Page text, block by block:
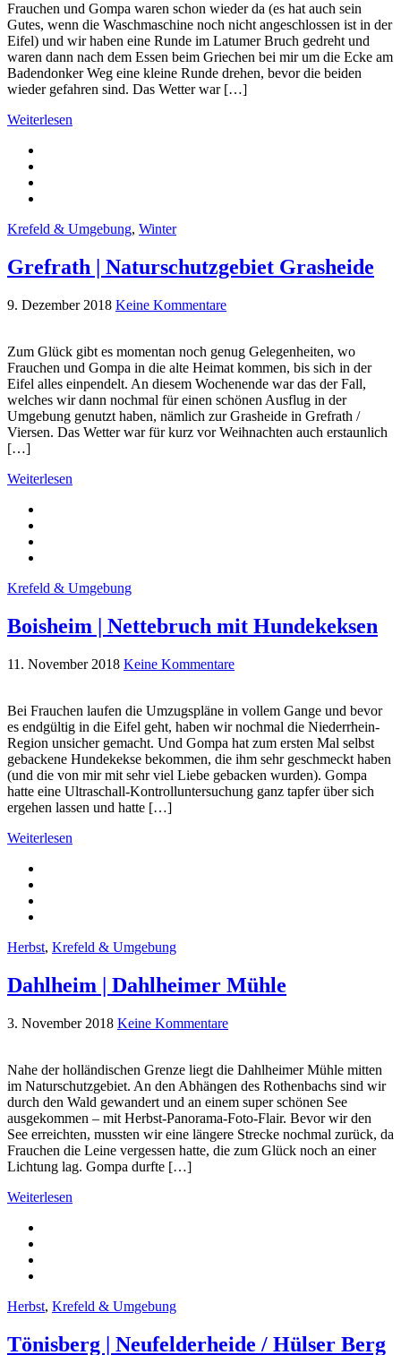
Frauchen und Gompa waren schon wieder da (es hat auch sein
Gutes, wenn die Waschmaschine noch nicht angeschlossen ist in der
Eifel) und wir haben eine Runde im Latumer Bruch gedreht und
waren dann nach dem Essen beim Griechen bei mir um die Ecke am
Badendonker Weg eine kleine Runde drehen, bevor die beiden
wieder gefahren sind. Das Wetter war […]
Weiterlesen
Krefeld & Umgebung, Winter
Grefrath | Naturschutzgebiet Grasheide
9. Dezember 2018 Keine Kommentare
Zum Glück gibt es momentan noch genug Gelegenheiten, wo
Frauchen und Gompa in die alte Heimat kommen, bis sich in der
Eifel alles einpendelt. An diesem Wochenende war das der Fall,
welches wir dann nochmal für einen schönen Ausflug in der
Umgebung genutzt haben, nämlich zur Grasheide in Grefrath /
Viersen. Das Wetter war für kurz vor Weihnachten auch erstaunlich
[…]
Weiterlesen
Krefeld & Umgebung
Boisheim | Nettebruch mit Hundekeksen
11. November 2018 Keine Kommentare
Bei Frauchen laufen die Umzugspläne in vollem Gange und bevor
es endgültig in die Eifel geht, haben wir nochmal die Niederrhein-
Region unsicher gemacht. Und Gompa hat zum ersten Mal selbst
gebackene Hundekekse bekommen, die ihm sehr geschmeckt haben
(und die von mir mit sehr viel Liebe gebacken wurden). Gompa
hatte eine Ultraschall-Kontrolluntersuchung ganz tapfer über sich
ergehen lassen und hatte […]
Weiterlesen
Herbst, Krefeld & Umgebung
Dahlheim | Dahlheimer Mühle
3. November 2018 Keine Kommentare
Nahe der holländischen Grenze liegt die Dahlheimer Mühle mitten
im Naturschutzgebiet. An den Abhängen des Rothenbachs sind wir
durch den Wald gewandert und an einem super schönen See
ausgekommen – mit Herbst-Panorama-Foto-Flair. Bevor wir den
See erreichten, mussten wir eine längere Strecke nochmal zurück, da
Frauchen die Leine vergessen hatte, die zum Glück noch an einer
Lichtung lag. Gompa durfte […]
Weiterlesen
Herbst, Krefeld & Umgebung
Tönisberg | Neufelderheide / Hülser Berg